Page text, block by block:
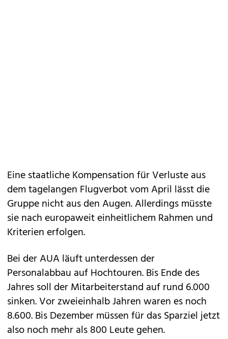
Eine staatliche Kompensation für Verluste aus
dem tagelangen Flugverbot vom April lässt die
Gruppe nicht aus den Augen. Allerdings müsste
sie nach europaweit einheitlichem Rahmen und
Kriterien erfolgen.
Bei der AUA läuft unterdessen der
Personalabbau auf Hochtouren. Bis Ende des
Jahres soll der Mitarbeiterstand auf rund 6.000
sinken. Vor zweieinhalb Jahren waren es noch
8.600. Bis Dezember müssen für das Sparziel jetzt
also noch mehr als 800 Leute gehen.